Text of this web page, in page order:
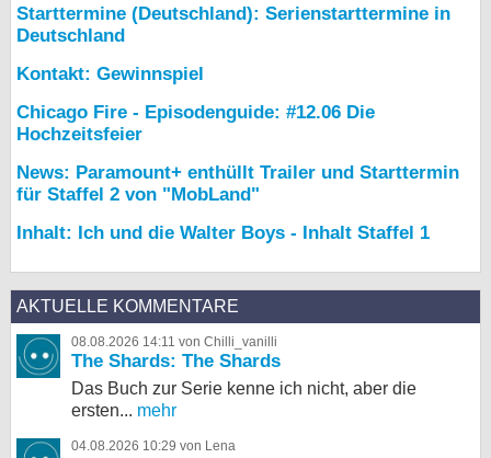
Starttermine (Deutschland): Serienstarttermine in
Deutschland
Kontakt: Gewinnspiel
Chicago Fire - Episodenguide: #12.06 Die
Hochzeitsfeier
News: Paramount+ enthüllt Trailer und Starttermin
für Staffel 2 von "MobLand"
Inhalt: Ich und die Walter Boys - Inhalt Staffel 1
AKTUELLE KOMMENTARE
08.08.2026 14:11 von Chilli_vanilli
The Shards: The Shards
Das Buch zur Serie kenne ich nicht, aber die
ersten... mehr
04.08.2026 10:29 von Lena